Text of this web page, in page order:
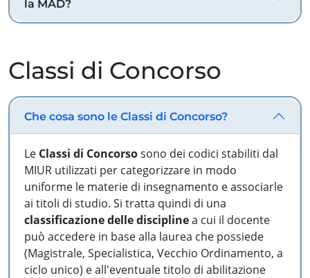
la MAD?
Classi di Concorso
Che cosa sono le Classi di Concorso?
Le Classi di Concorsosono dei codici stabiliti dal
MIUR utilizzati per categorizzare in modo
uniforme le materie di insegnamento e associarle
ai titoli di studio. Si tratta quindi di una
classificazione delle disciplinea cui il docente
può accedere in base alla laurea che possiede
(Magistrale, Specialistica, Vecchio Ordinamento, a
ciclo unico) e all'eventuale titolo di abilitazione